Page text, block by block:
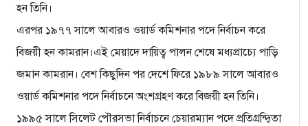
হন তিনি।
এরপর ১৯৭৭ সালে আবারও ওয়ার্ড কমিশনার পদে নির্বাচন করে
বিজয়ী হন কামরান।এই মেয়াদে দায়িত্ব পালন শেষে মধ্যপ্রাচ্যে পাড়ি
জমান কামরান। বেশ কিছুদিন পর দেশে ফিরে ১৯৮৯ সালে আবারও
ওয়ার্ড কমিশনার পদে নির্বাচনে অংশগ্রহণ করে বিজয়ী হন তিনি।
১৯৯৫ সালে সিলেট পৌরসভা নির্বাচনে চেয়ারম্যান পদে প্রতিগ্রন্দ্বিতা